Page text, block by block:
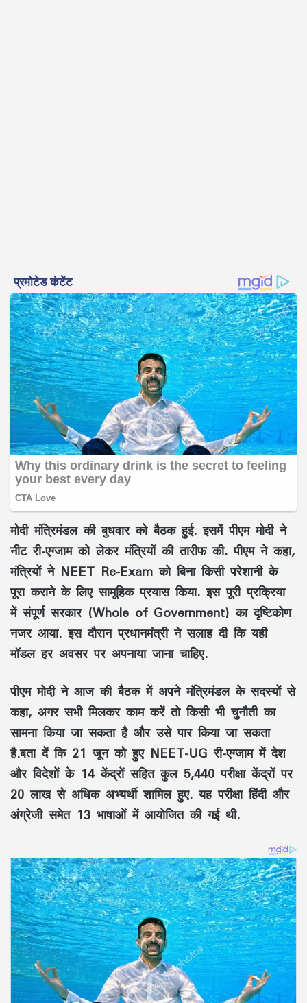
मोदी मंत्रिमंडल की बुधवार को बैठक हुई. इसमें पीएम मोदी ने
नीट री-एग्जाम को लेकर मंत्रियों की तारीफ की. पीएम ने कहा,
मंत्रियों ने NEET Re-Exam को बिना किसी परेशानी के
पूरा कराने के लिए सामूहिक प्रयास किया. इस पूरी प्रक्रिया
में संपूर्ण सरकार (Whole of Government) का दृष्टिकोण
नजर आया. इस दौरान प्रधानमंत्री ने सलाह दी कि यही
मॉडल हर अवसर पर अपनाया जाना चाहिए.
पीएम मोदी ने आज की बैठक में अपने मंत्रिमंडल के सदस्यों से
कहा, अगर सभी मिलकर काम करें तो किसी भी चुनौती का
सामना किया जा सकता है और उसे पार किया जा सकता
है.बता दें कि 21 जून को हुए NEET-UG री-एग्जाम में देश
और विदेशों के 14 केंद्रों सहित कुल 5,440 परीक्षा केंद्रों पर
20 लाख से अधिक अभ्यर्थी शामिल हुए. यह परीक्षा हिंदी और
अंग्रेजी समेत 13 भाषाओं में आयोजित की गई थी.